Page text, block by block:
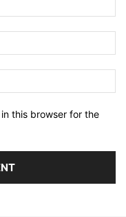
this browser for the